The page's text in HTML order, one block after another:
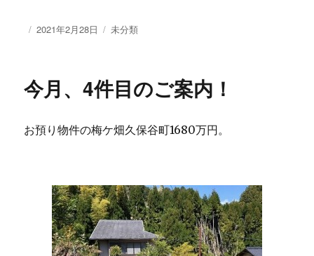
投
2021年2月28日
カ
ー
未分類
今月、4件目のご案内！
お預り物件の梅ケ畑久保谷町1680万円。